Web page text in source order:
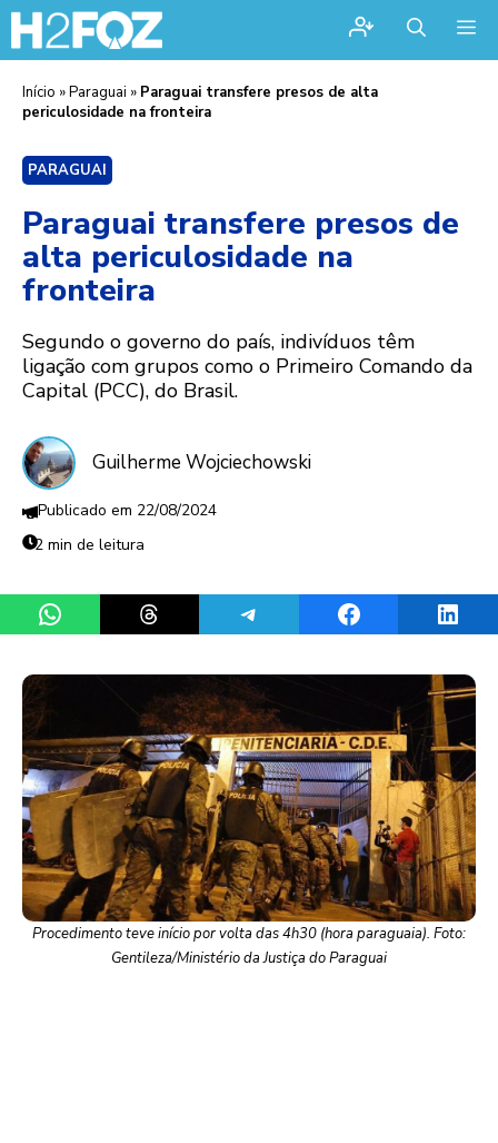
Início »Paraguai » Paraguai transfere presos de alta
periculosidade na fronteira
PARAGUAI
Paraguai transfere presos de
alta periculosidade na
fronteira
Segundo o governo do país, indivíduos têm
ligação com grupos como o Primeiro Comando da
Capital (PCC), do Brasil.
Guilherme Wojciechowski
22/08/2024
2 min de leitura
Share on WhatsAppShare on ThreadsShare on TelegramShare on Facebook
Procedimento teve início por volta das 4h30 (hora paraguaia). Foto:
Gentileza/Ministério da Justiça do Paraguai